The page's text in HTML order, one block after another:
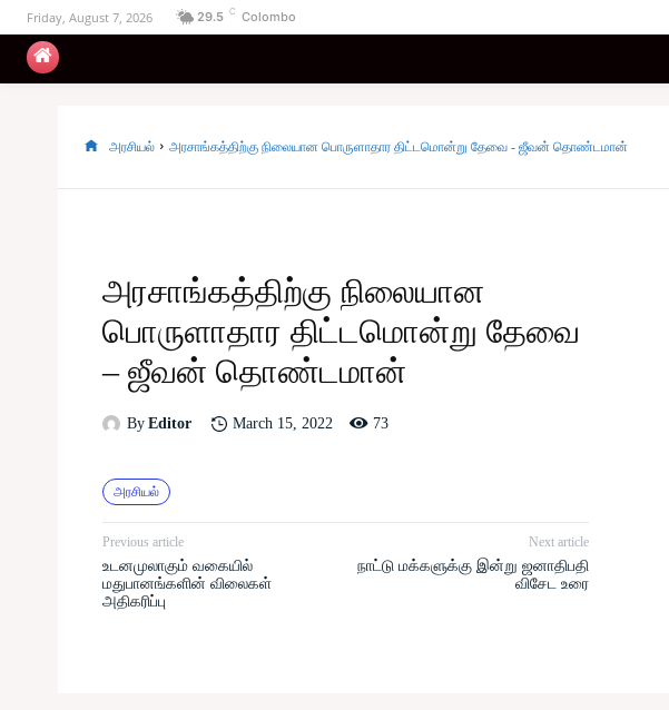
Friday, August 7, 2026 29.5 C Colombo
அரசியல் அரசாங்கத்திற்கு நிலையான பொருளாதார திட்டமொன்று தேவை - ஜீவன் தொண்டமான்
அரசாங்கத்திற்கு நிலையான
பொருளாதார திட்டமொன்று தேவை
– ஜீவன் தொண்டமான்
By Editor March 15, 2022 73
அரசியல்
Previous article
உடனமுலாகும் வகையில்
மதுபானங்களின் விலைகள்
அதிகரிப்பு
Next article
நாட்டு மக்களுக்கு இன்று ஜனாதிபதி
விசேட உரை